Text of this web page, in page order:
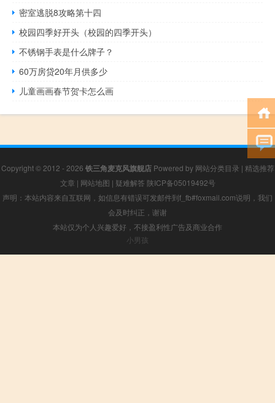
密室逃脱8攻略第十四
校园四季好开头（校园的四季开头）
不锈钢手表是什么牌子？
60万房贷20年月供多少
儿童画画春节贺卡怎么画
Copyright © 2012 - 2026 铁三角麦克风旗舰店Powered by 网站分类目录 | 精选推荐
文章 | 网站地图 | 疑难解答 陕ICP备05019492号
声明：本站内容来自互联网，如信息有错误可发邮件到f_fb#foxmail.com说明，我们
会及时纠正，谢谢
本站仅为个人兴趣爱好，不接盈利性广告及商业合作
小男孩